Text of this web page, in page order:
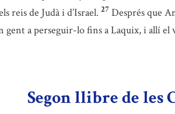
reis de Judà i d’Israel. 27 Després que
gent a perseguir-lo fins a Laquix, i allí el
Segon llibre de les